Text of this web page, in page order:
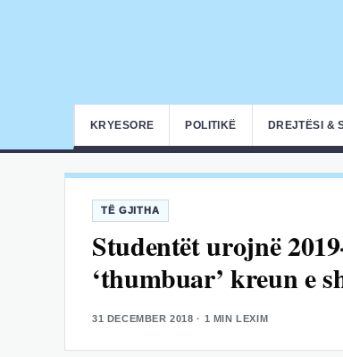
KRYESORE POLITIKË DREJTËSI &
TË GJITHA
Studentët urojnë
‘thumbuar’ kreun e
31 DECEMBER 2018 · 1 MIN LEXIM